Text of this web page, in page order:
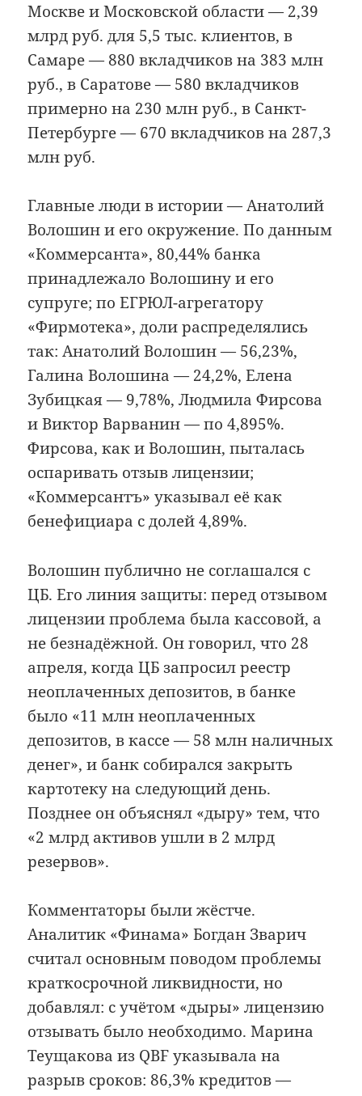
Москве и Московской области — 2,39
млрд руб. для 5,5 тыс. клиентов, в
Самаре — 880 вкладчиков на 383 млн
руб., в Саратове — 580 вкладчиков
примерно на 230 млн руб., в Санкт-
Петербурге — 670 вкладчиков на 287,3
млн руб.
Главные люди в истории — Анатолий
Волошин и его окружение. По данным
«Коммерсанта», 80,44% банка
принадлежало Волошину и его
супруге; по ЕГРЮЛ-агрегатору
«Фирмотека», доли распределялись
так: Анатолий Волошин — 56,23%,
Галина Волошина — 24,2%, Елена
Зубицкая — 9,78%, Людмила Фирсова
и Виктор Варванин — по 4,895%.
Фирсова, как и Волошин, пыталась
оспаривать отзыв лицензии;
«Коммерсантъ» указывал её как
бенефициара с долей 4,89%.
Волошин публично не соглашался с
ЦБ. Его линия защиты: перед отзывом
лицензии проблема была кассовой, а
не безнадёжной. Он говорил, что 28
апреля, когда ЦБ запросил реестр
неоплаченных депозитов, в банке
было «11 млн неоплаченных
депозитов, в кассе — 58 млн наличных
денег», и банк собирался закрыть
картотеку на следующий день.
Позднее он объяснял «дыру» тем, что
«2 млрд активов ушли в 2 млрд
резервов».
Комментаторы были жёстче.
Аналитик «Финама» Богдан Зварич
считал основным поводом проблемы
краткосрочной ликвидности, но
добавлял: с учётом «дыры» лицензию
отзывать было необходимо. Марина
Теущакова из QBF указывала на
разрыв сроков: 86,3% кредитов —